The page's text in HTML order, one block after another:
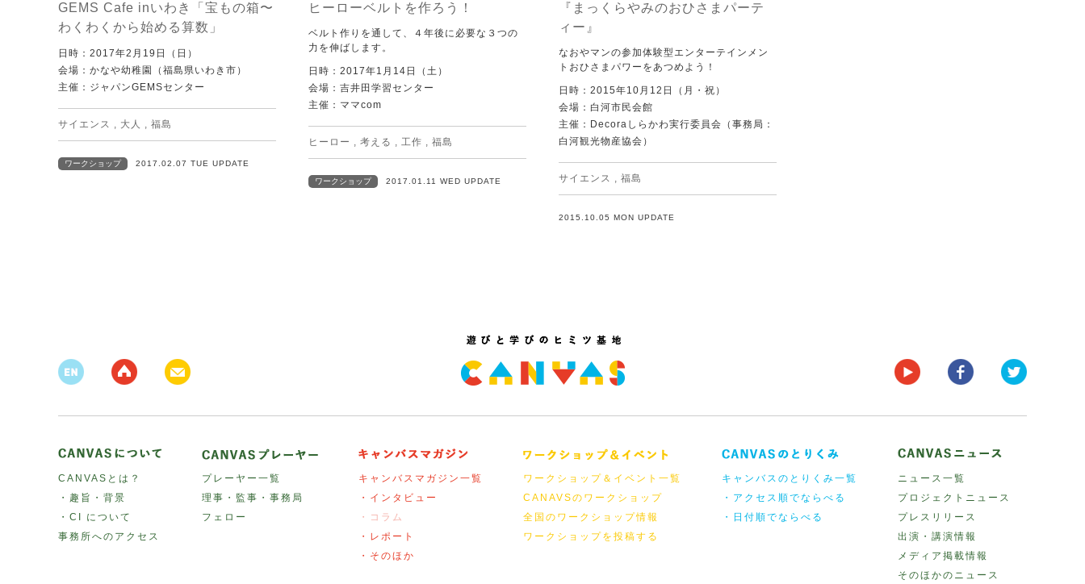
GEMS Cafe inいわき「宝もの箱〜
わくわくから始める算数」
日時：2017年2月19日（日）
会場：かなや幼稚園（福島県いわき市）
主催：ジャパンGEMSセンター
サイエンス , 大人 , 福島
ワークショップ 2017.02.07 TUE UPDATE
ヒーローベルトを作ろう！
ベルト作りを通して、４年後に必要な３つの
力を伸ばします。
日時：2017年1月14日（土）
会場：吉井田学習センター
主催：ママcom
ヒーロー , 考える , 工作 , 福島
ワークショップ 2017.01.11 WED UPDATE
『まっくらやみのおひさまパーテ
ィー』
なおやマンの参加体験型エンターテインメン
トおひさまパワーをあつめよう！
日時：2015年10月12日（月・祝）
会場：白河市民会館
主催：Decoraしらかわ実行委員会（事務局：
白河観光物産協会）
サイエンス , 福島
2015.10.05 MON UPDATE
CANVASとは？
・趣旨・背景
・CI について
事務所へのアクセス
プレーヤー一覧
理事・監事・事務局
フェロー
キャンバスマガジン一覧
・インタビュー
・コラム
・レポート
・そのほか
ワークショップ＆イベント一覧
CANAVSのワークショップ
全国のワークショップ情報
ワークショップを投稿する
キャンバスのとりくみ一覧
・アクセス順でならべる
・日付順でならべる
ニュース一覧
プロジェクトニュース
プレスリリース
出演・講演情報
メディア掲載情報
そのほかのニュース